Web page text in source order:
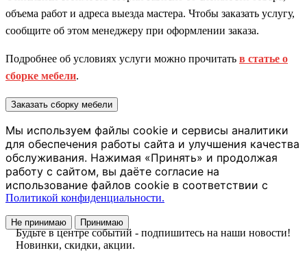
объема работ и адреса выезда мастера. Чтобы заказать услугу,
сообщите об этом менеджеру при оформлении заказа.
Подробнее об условиях услуги можно прочитать в статье о
сборке мебели.
Заказать сборку мебели
Мы используем файлы cookie и сервисы аналитики
для обеспечения работы сайта и улучшения качества
обслуживания. Нажимая «Принять» и продолжая
работу с сайтом, вы даёте согласие на
использование файлов cookie в соответствии с
Политикой конфиденциальности.
Не принимаю Принимаю
Будьте в центре событий - подпишитесь на наши новости!
Новинки, скидки, акции.